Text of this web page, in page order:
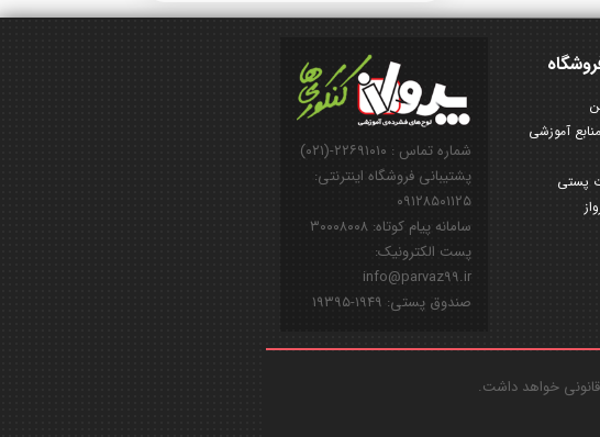
شماره تماس : ۲۲۶۹۱۰۱۰-(۰۲۱)
پشتیبانی فروشگاه اینترنتی:
۰۹۱۲۸۵۰۱۱۲۵
سامانه پیام کوتاه: ۳۰۰۰۸۰۰۸
پست الکترونیک:
info@parvaz99.ir
صندوق پستی: ۱۹۴۹-۱۹۳۹۵
آموزشی
پستی
خواهد داشت.